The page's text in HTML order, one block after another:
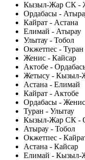
Кызыл-Жар СК -
Ордабасы -
Кайрат - Астана
Елимай - Атырау
Улытау - Тобол
Окжетпес - Туран
Женис - Кайсар
Актобе -
Жетысу -
Астана - Елимай
Кайрат - Актобе
Ордабасы - Женис
Туран - Улытау
Кызыл-Жар СК -
Атырау - Тобол
Окжетпес -
Астана - Кайсар
Елимай -